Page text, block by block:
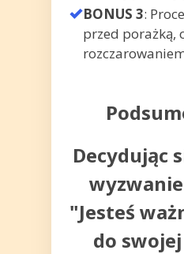
BONUS 3:
przed porażką,
Decydując
"Jesteś
do